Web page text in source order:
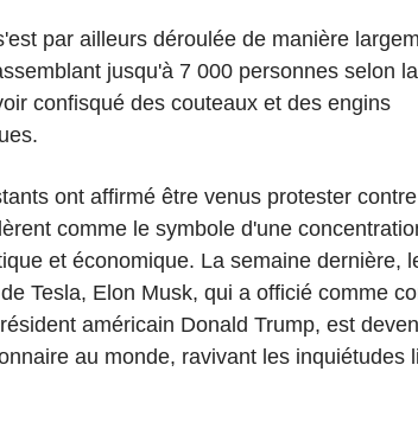
par ailleurs déroulée de manière
jusqu'à 7 000 personnes selon
confisqué des couteaux et des engins
ont affirmé être venus protester
comme le symbole d'une
et économique. La semaine dernière,
Tesla, Elon Musk, qui a officié comme
américain Donald Trump, est
au monde, ravivant les inquiétudes